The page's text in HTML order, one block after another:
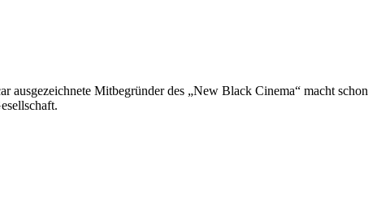
ausgezeichnete Mitbegründer des „New Black Cinema“ macht schon